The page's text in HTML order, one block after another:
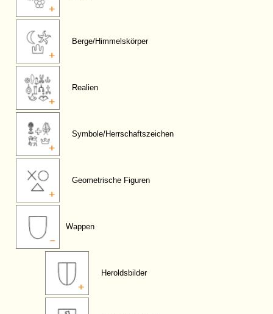
Berge/Himmelskörper
Realien
Symbole/Herrschaftszeichen
Geometrische Figuren
Wappen
Heroldsbilder